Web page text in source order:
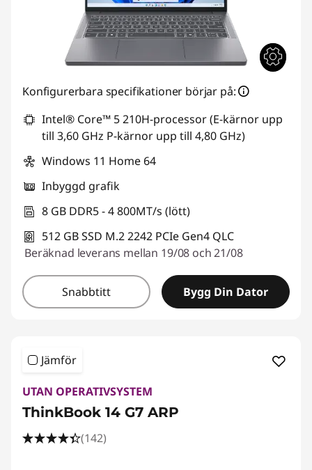
Konfigurerbara specifikationer börjar på:
Intel® Core™ 5 210H-processor (E-kärnor upp
till 3,60 GHz P-kärnor upp till 4,80 GHz)
Windows 11 Home 64
Inbyggd grafik
8 GB DDR5 - 4 800MT/s (lött)
512 GB SSD M.2 2242 PCIe Gen4 QLC
Beräknad leverans mellan 19/08 och 21/08
Snabbtitt Bygg Din Dator
Jämför
UTAN OPERATIVSYSTEM
ThinkBook 14 G7 ARP
(142)